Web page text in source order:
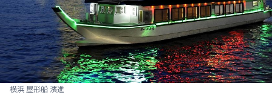
横浜 屋形船 濱進